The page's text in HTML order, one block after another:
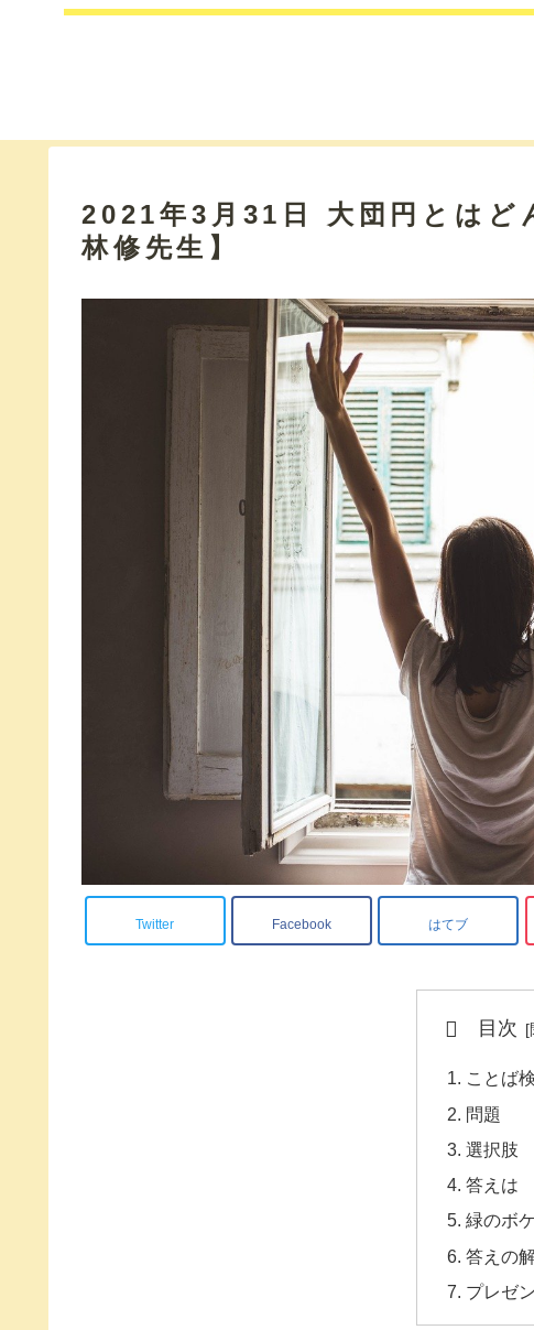
2021年3月31日 大団円とはど
林修先生】
Twitter Facebook はてブ
目次
ことば
問題
選択肢
答えは
緑のボケ
答えの
プレゼ